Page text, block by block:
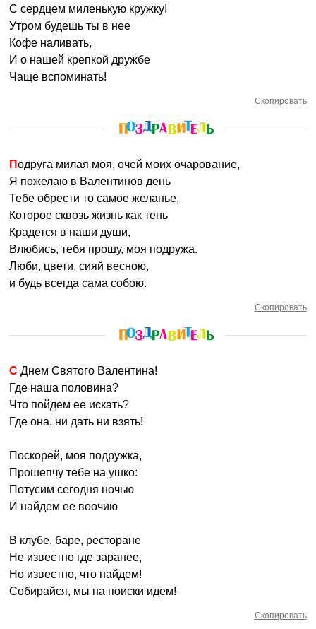
С сердцем миленькую кружку!
Утром будешь ты в нее
Кофе наливать,
И о нашей крепкой дружбе
Чаще вспоминать!
Скопировать
Подруга милая моя, очей моих очарование,
Я пожелаю в Валентинов день
Тебе обрести то самое желанье,
Которое сквозь жизнь как тень
Крадется в наши души,
Влюбись, тебя прошу, моя подружа.
Люби, цвети, сияй весною,
и будь всегда сама собою.
Скопировать
С Днем Святого Валентина!
Где наша половина?
Что пойдем ее искать?
Где она, ни дать ни взять!
Поскорей, моя подружка,
Прошепчу тебе на ушко:
Потусим сегодня ночью
И найдем ее воочию
В клубе, баре, ресторане
Не известно где заранее,
Но известно, что найдем!
Собирайся, мы на поиски идем!
Скопировать